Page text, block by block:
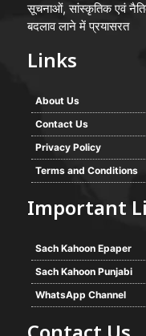
सूचनाओं, सांस्कृतिक एवं
बदलाव लाने में प्रयासरत
Links
About Us
Contact Us
Privacy Policy
Terms and Conditions
Important
Sach Kahoon Epaper
Sach Kahoon Punjabi
WhatsApp Channel